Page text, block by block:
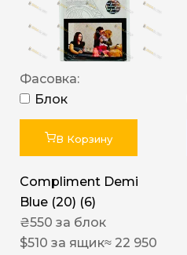
Фасовка:
Блок
В Корзину
Compliment Demi
Blue (20) (6)
₴550 за блок
$510 за ящик≈ 22 950